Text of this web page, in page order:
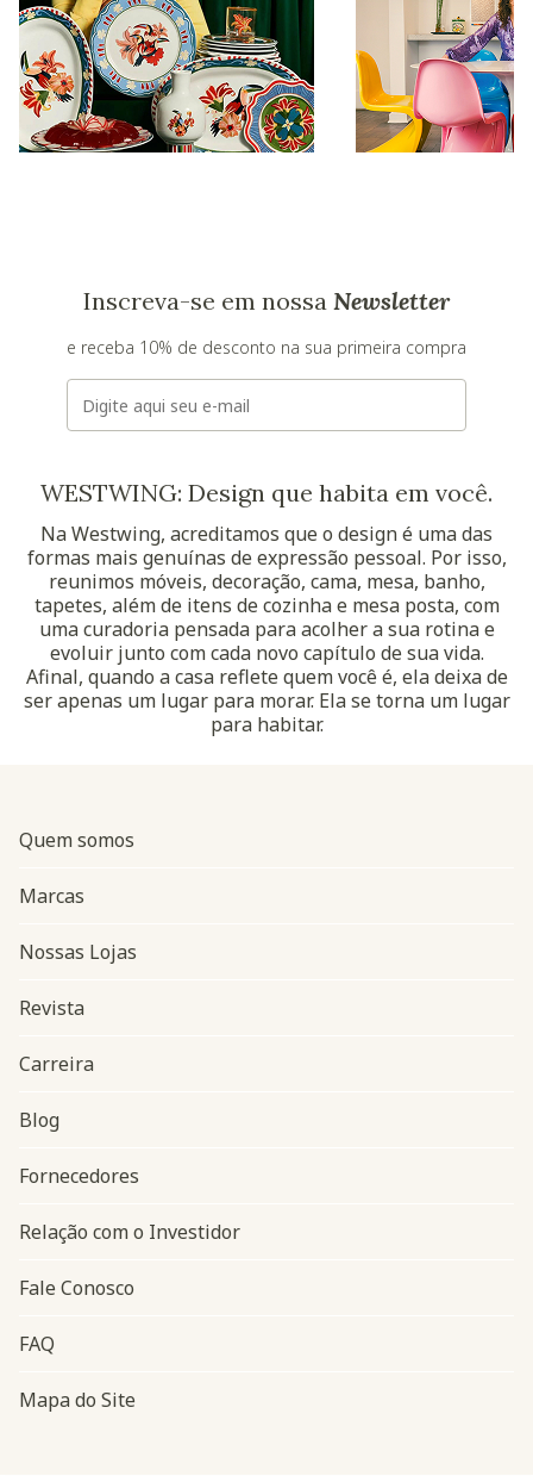
Inscreva-se em nossa Newsletter
e receba 10% de desconto na sua primeira compra
E-mail
WESTWING: Design que habita em você.
Na Westwing, acreditamos que o design é uma das
formas mais genuínas de expressão pessoal. Por isso,
reunimos móveis, decoração, cama, mesa, banho,
tapetes, além de itens de cozinha e mesa posta, com
uma curadoria pensada para acolher a sua rotina e
evoluir junto com cada novo capítulo de sua vida.
Afinal, quando a casa reflete quem você é, ela deixa de
ser apenas um lugar para morar. Ela se torna um lugar
para habitar.
Navegação do rodapé
Quem somos
Marcas
Nossas Lojas
Revista
Carreira
Blog
Fornecedores
Relação com o Investidor
Fale Conosco
FAQ
Mapa do Site